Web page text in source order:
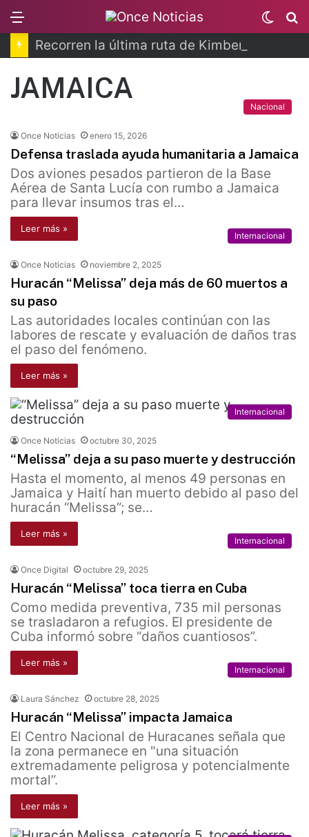
Switch
skin
JAMAICA
Nacional
Once Noticias enero 15, 2026
Defensa traslada ayuda humanitaria a Jamaica
Dos aviones pesados partieron de la Base
Aérea de Santa Lucía con rumbo a Jamaica
para llevar insumos tras el…
Leer más »
Internacional
Once Noticias noviembre 2, 2025
Huracán “Melissa” deja más de 60 muertos a
su paso
Las autoridades locales continúan con las
labores de rescate y evaluación de daños tras
el paso del fenómeno.
Leer más »
Internacional
Once Noticias octubre 30, 2025
“Melissa” deja a su paso muerte y destrucción
Hasta el momento, al menos 49 personas en
Jamaica y Haití han muerto debido al paso del
huracán “Melissa”; se…
Leer más »
Internacional
Once Digital octubre 29, 2025
Huracán “Melissa” toca tierra en Cuba
Como medida preventiva, 735 mil personas
se trasladaron a refugios. El presidente de
Cuba informó sobre “daños cuantiosos”.
Leer más »
Internacional
Laura Sánchez octubre 28, 2025
Huracán “Melissa” impacta Jamaica
El Centro Nacional de Huracanes señala que
la zona permanece en "una situación
extremadamente peligrosa y potencialmente
mortal”.
Leer más »